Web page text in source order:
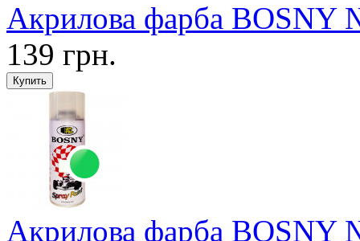
Акрилова фарба BOSNY
139 грн.
Акрилова фарба BOSNY